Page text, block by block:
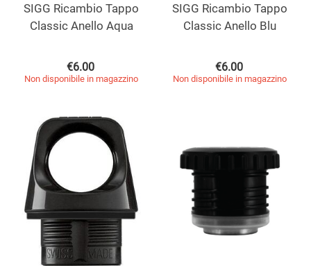
SIGG Ricambio Tappo
Classic Anello Aqua
€6.00
Non disponibile in magazzino
SIGG Ricambio Tappo
Classic Anello Blu
€6.00
Non disponibile in magazzino